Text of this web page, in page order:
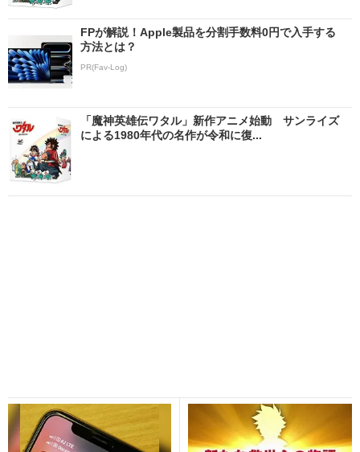
FPが解説！Apple製品を分割手数料0円で入手する
方法とは？
PR(Fav-Log)
「魔神英雄伝ワタル」新作アニメ始動 サンライズ
による1980年代の名作が令和に復...